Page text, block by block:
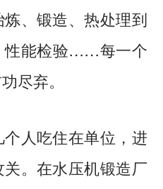
、锻造、热处理到
性能检验……每一个
尽弃。
人吃住在单位，进
。在水压机锻造厂